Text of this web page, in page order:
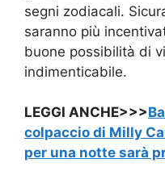
segni zodiacali.
saranno più
buone possibilità di
indimenticabile.
LEGGI ANCHE>>>
colpaccio di Milly
per una notte sarà